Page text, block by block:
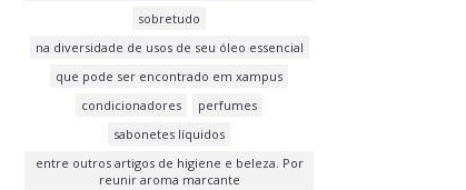
sobretudo
na diversidade de usos de seu óleo essencial
que pode ser encontrado em xampus
condicionadores
perfumes
sabonetes líquidos
entre outros artigos de higiene e beleza. Por
reunir aroma marcante